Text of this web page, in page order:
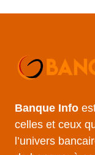
Banque Info
celles et ceux
l’univers